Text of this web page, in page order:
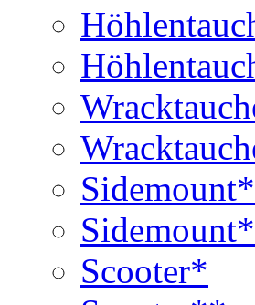
Sidemount*
Scooter*